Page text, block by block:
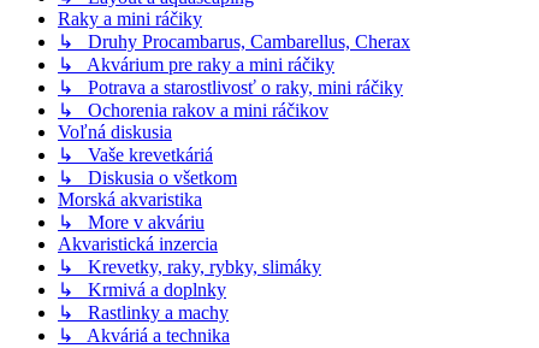
Raky a mini ráčiky
↳ Druhy Procambarus, Cambarellus, Cherax
↳ Akvárium pre raky a mini ráčiky
↳ Potrava a starostlivosť o raky, mini ráčiky
↳ Ochorenia rakov a mini ráčikov
Voľná diskusia
↳ Vaše krevetkáriá
↳ Diskusia o všetkom
Morská akvaristika
↳ More v akváriu
Akvaristická inzercia
↳ Krevetky, raky, rybky, slimáky
↳ Krmivá a doplnky
↳ Rastlinky a machy
↳ Akváriá a technika